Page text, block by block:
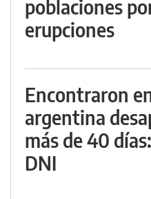
poblaciones
erupciones
Encontraron
argentina
más de 40
DNI